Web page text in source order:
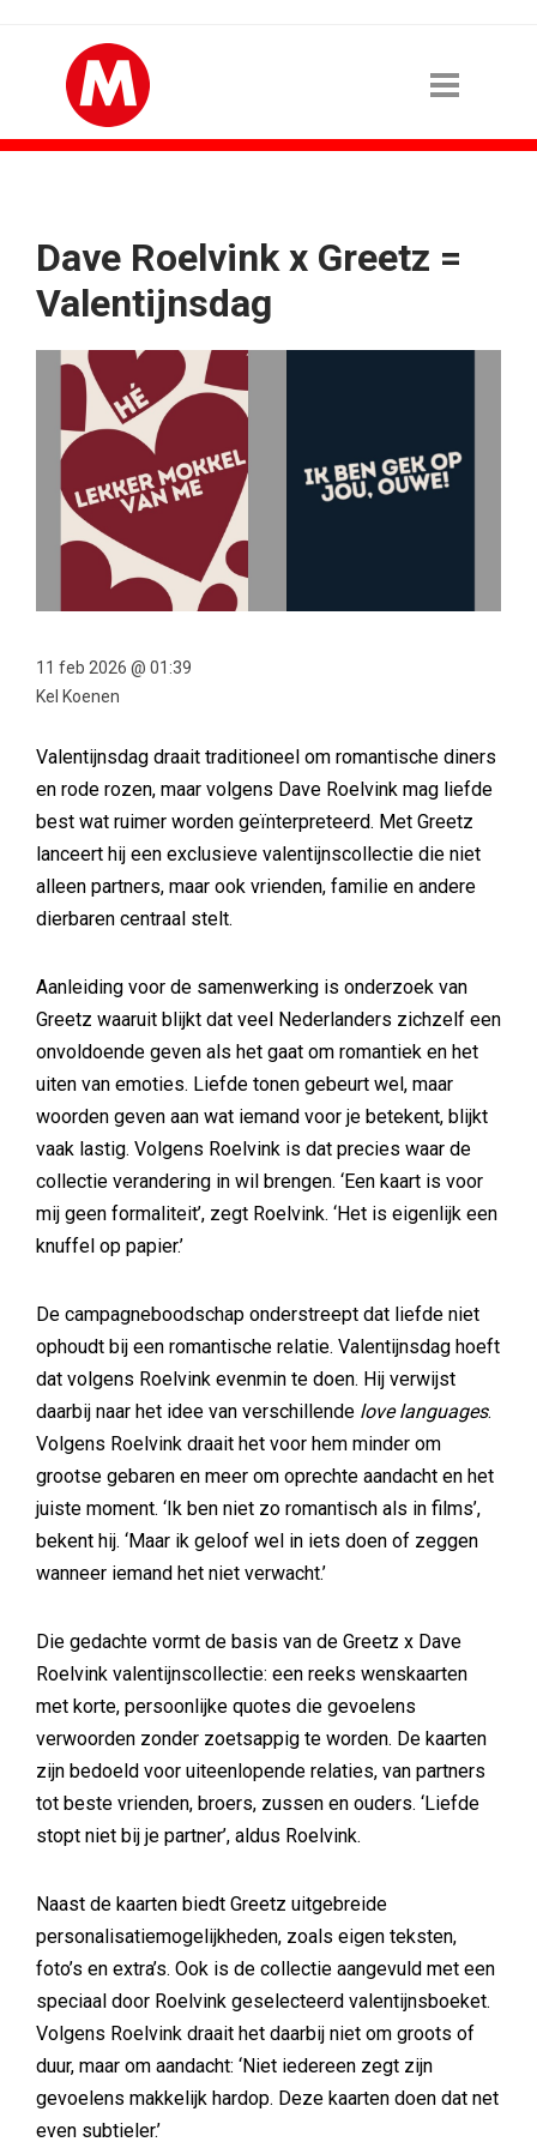
Dave Roelvink x Greetz =
Valentijnsdag
11 feb 2026 @ 01:39
Kel Koenen
Valentijnsdag draait traditioneel om romantische diners
en rode rozen, maar volgens Dave Roelvink mag liefde
best wat ruimer worden geïnterpreteerd. Met Greetz
lanceert hij een exclusieve valentijnscollectie die niet
alleen partners, maar ook vrienden, familie en andere
dierbaren centraal stelt.
Aanleiding voor de samenwerking is onderzoek van
Greetz waaruit blijkt dat veel Nederlanders zichzelf een
onvoldoende geven als het gaat om romantiek en het
uiten van emoties. Liefde tonen gebeurt wel, maar
woorden geven aan wat iemand voor je betekent, blijkt
vaak lastig. Volgens Roelvink is dat precies waar de
collectie verandering in wil brengen. ‘Een kaart is voor
mij geen formaliteit’, zegt Roelvink. ‘Het is eigenlijk een
knuffel op papier.’
De campagneboodschap onderstreept dat liefde niet
ophoudt bij een romantische relatie. Valentijnsdag hoeft
dat volgens Roelvink evenmin te doen. Hij verwijst
daarbij naar het idee van verschillende love languages.
Volgens Roelvink draait het voor hem minder om
grootse gebaren en meer om oprechte aandacht en het
juiste moment. ‘Ik ben niet zo romantisch als in films’,
bekent hij. ‘Maar ik geloof wel in iets doen of zeggen
wanneer iemand het niet verwacht.’
Die gedachte vormt de basis van de Greetz x Dave
Roelvink valentijnscollectie: een reeks wenskaarten
met korte, persoonlijke quotes die gevoelens
verwoorden zonder zoetsappig te worden. De kaarten
zijn bedoeld voor uiteenlopende relaties, van partners
tot beste vrienden, broers, zussen en ouders. ‘Liefde
stopt niet bij je partner’, aldus Roelvink.
Naast de kaarten biedt Greetz uitgebreide
personalisatiemogelijkheden, zoals eigen teksten,
foto’s en extra’s. Ook is de collectie aangevuld met een
speciaal door Roelvink geselecteerd valentijnsboeket.
Volgens Roelvink draait het daarbij niet om groots of
duur, maar om aandacht: ‘Niet iedereen zegt zijn
gevoelens makkelijk hardop. Deze kaarten doen dat net
even subtieler.’